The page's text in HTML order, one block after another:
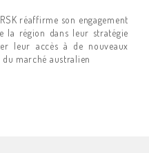
réaffirme son engagement
la région dans leur stratégie
leur accès à de nouveaux
marché australien